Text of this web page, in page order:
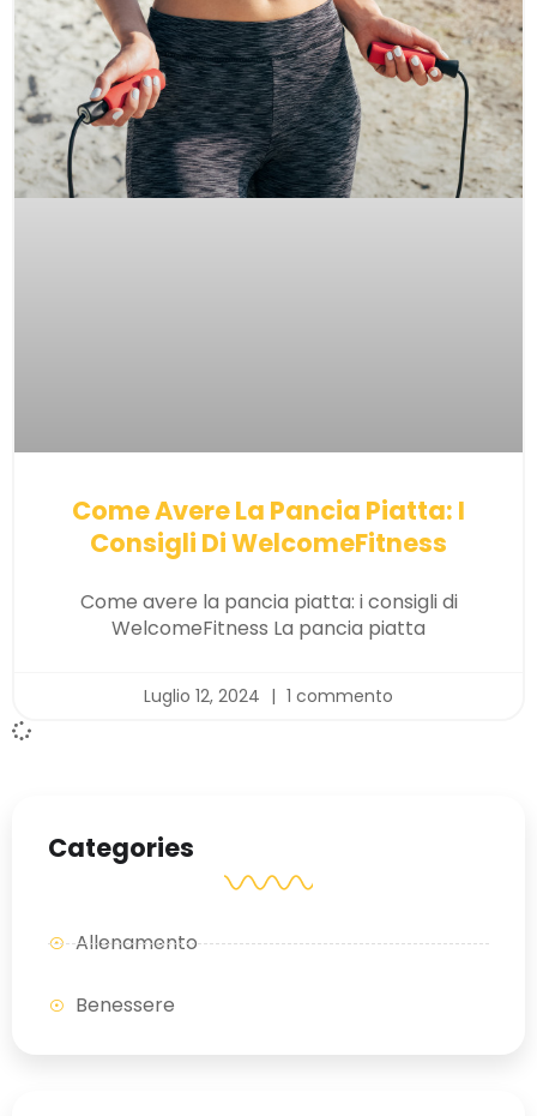
Come Avere La Pancia Piatta: I
Consigli Di WelcomeFitness
Come avere la pancia piatta: i consigli di
WelcomeFitness La pancia piatta
Luglio 12, 2024 1 commento
Categories
Allenamento
Benessere